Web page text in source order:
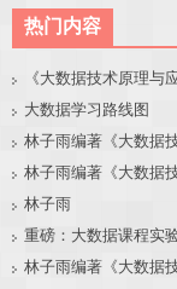
热门内容
《大数据技术原理与
大数据学习路线图
林子雨编著《大数据
林子雨